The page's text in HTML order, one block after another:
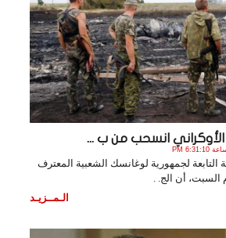
انسحب من ب ...
التابعة لجمهورية لوغانسك الشعبية المعترف
السبت، أن الج. .
الـمــزيـد